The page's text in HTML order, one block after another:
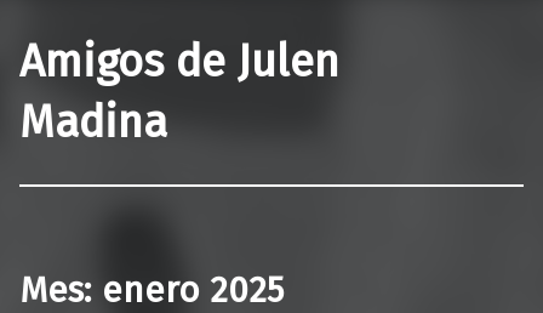
Amigos de Julen
Madina
Mes: enero 2025